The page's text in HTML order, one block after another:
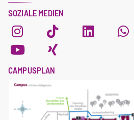
SOZIALE MEDIEN
CAMPUSPLAN